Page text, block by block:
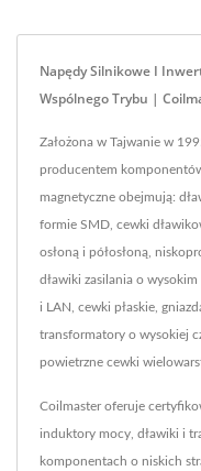
Napędy Silnikowe I
Wspólnego Trybu |
Założona w Tajwanie w
producentem
magnetyczne obejmują:
formie SMD, cewki
osłoną i półosłoną,
dławiki zasilania o
i LAN, cewki płaskie,
transformatory o wysokiej
powietrzne cewki
Coilmaster oferuje
induktory mocy, dławiki i
komponentach o niskich